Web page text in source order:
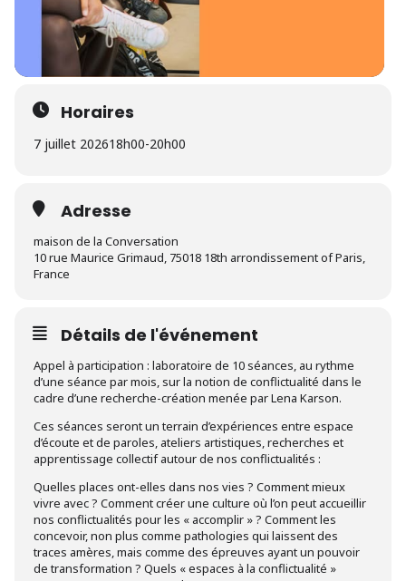
Horaires
7 juillet 202618h00-20h00
Adresse
maison de la Conversation
10 rue Maurice Grimaud, 75018 18th arrondissement of Paris,
France
Détails de l'événement
Appel à participation : laboratoire de 10 séances, au rythme
d’une séance par mois, sur la notion de conflictualité dans le
cadre d’une recherche-création menée par Lena Karson.
Ces séances seront un terrain d’expériences entre espace
d’écoute et de paroles, ateliers artistiques, recherches et
apprentissage collectif autour de nos conflictualités :
Quelles places ont-elles dans nos vies ? Comment mieux
vivre avec ? Comment créer une culture où l’on peut accueillir
nos conflictualités pour les « accomplir » ? Comment les
concevoir, non plus comme pathologies qui laissent des
traces amères, mais comme des épreuves ayant un pouvoir
de transformation ? Quels « espaces à la conflictualité »